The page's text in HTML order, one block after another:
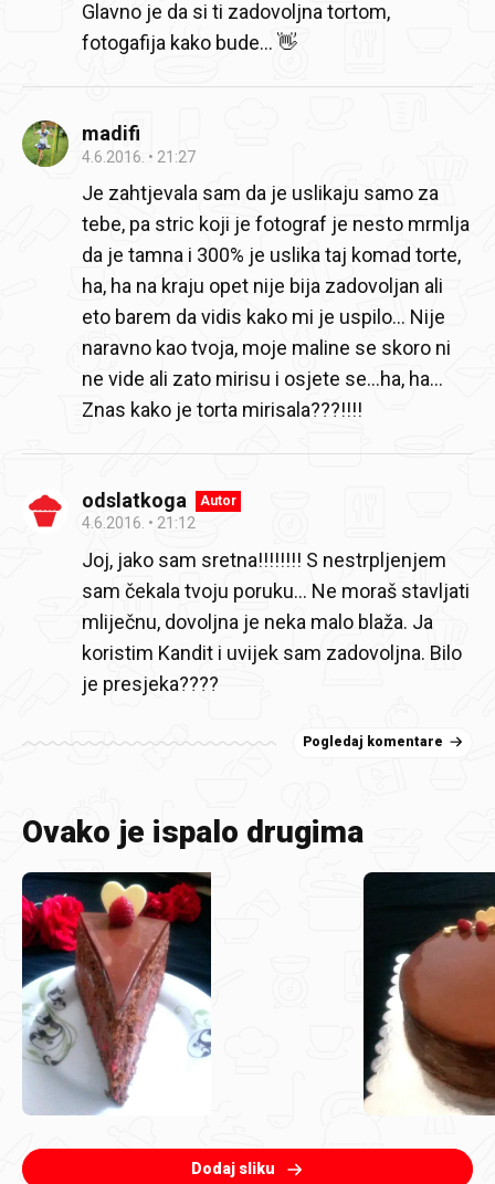
Glavno je da si ti zadovoljna tortom,
fotogafija kako bude... 👋
madifi
4.6.2016. 21:27
Je zahtjevala sam da je uslikaju samo za
tebe, pa stric koji je fotograf je nesto mrmlja
da je tamna i 300% je uslika taj komad torte,
ha, ha na kraju opet nije bija zadovoljan ali
eto barem da vidis kako mi je uspilo... Nije
naravno kao tvoja, moje maline se skoro ni
ne vide ali zato mirisu i osjete se...ha, ha...
Znas kako je torta mirisala???!!!!
odslatkoga Autor
4.6.2016. 21:12
Joj, jako sam sretna!!!!!!!! S nestrpljenjem
sam čekala tvoju poruku... Ne moraš stavljati
mliječnu, dovoljna je neka malo blaža. Ja
koristim Kandit i uvijek sam zadovoljna. Bilo
je presjeka????
Pogledaj komentare
Ovako je ispalo drugima
Dodaj sliku